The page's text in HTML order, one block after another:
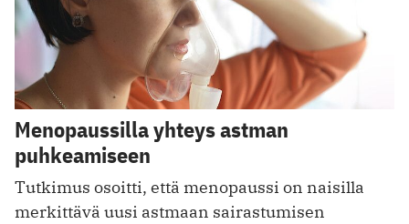
Menopaussilla yhteys astman
puhkeamiseen
Tutkimus osoitti, että menopaussi on naisilla
merkittävä uusi astmaan sairastumisen